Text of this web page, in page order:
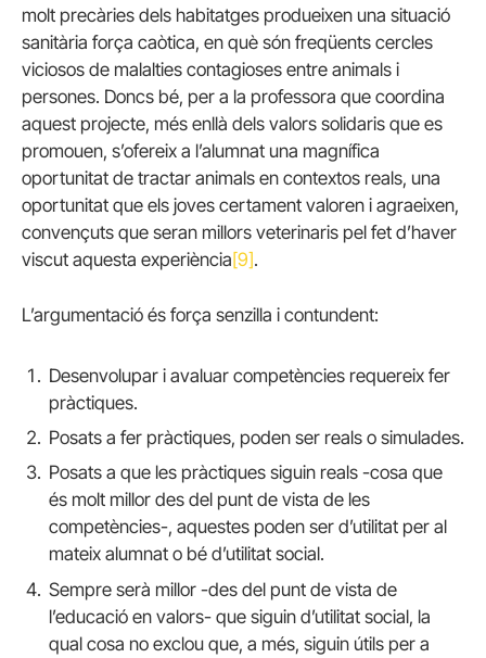
molt precàries dels habitatges produeixen una situació
sanitària força caòtica, en què són freqüents cercles
viciosos de malalties contagioses entre animals i
persones. Doncs bé, per a la professora que coordina
aquest projecte, més enllà dels valors solidaris que es
promouen, s’ofereix a l’alumnat una magnífica
oportunitat de tractar animals en contextos reals, una
oportunitat que els joves certament valoren i agraeixen,
convençuts que seran millors veterinaris pel fet d’haver
viscut aquesta experiència[9].
L’argumentació és força senzilla i contundent:
Desenvolupar i avaluar competències requereix fer
pràctiques.
Posats a fer pràctiques, poden ser reals o simulades.
Posats a que les pràctiques siguin reals -cosa que
és molt millor des del punt de vista de les
competències-, aquestes poden ser d’utilitat per al
mateix alumnat o bé d’utilitat social.
Sempre serà millor -des del punt de vista de
l’educació en valors- que siguin d’utilitat social, la
qual cosa no exclou que, a més, siguin útils per a